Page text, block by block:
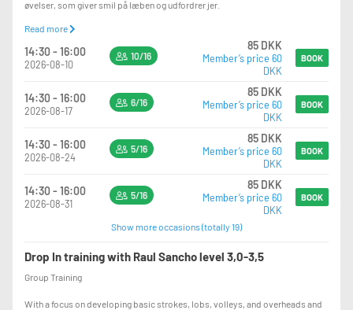
øvelser, som giver smil på læben og udfordrer jer.
Samtidig vil fokus være på opbygning af et spil-fællesskab.
Vi har bolde og der er mulighed for lejebat i cafeen.
ofte venteliste og vi vil gerne stå med fuldt hold, så vi kan optimere til alles
bedste.
Read more
14:30 - 16:00
2026-08-10
10/16
85 DKK
Member’s price 60
DKK
BOOK
14:30 - 16:00
2026-08-17
6/16
85 DKK
Member’s price 60
DKK
BOOK
14:30 - 16:00
2026-08-24
5/16
85 DKK
Member’s price 60
DKK
BOOK
14:30 - 16:00
2026-08-31
5/16
85 DKK
Member’s price 60
DKK
BOOK
Show more occasions (totally 19)
Drop In training with Raul Sancho level 3,0-3,5
Group Training
With a focus on developing basic strokes, lobs, volleys, and overheads and